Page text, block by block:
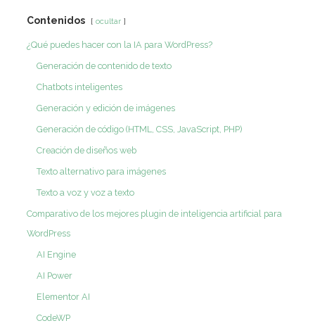
Contenidos ocultar
¿Qué puedes hacer con la IA para WordPress?
Generación de contenido de texto
Chatbots inteligentes
Generación y edición de imágenes
Generación de código (HTML, CSS, JavaScript, PHP)
Creación de diseños web
Texto alternativo para imágenes
Texto a voz y voz a texto
Comparativo de los mejores plugin de inteligencia artificial para
WordPress
AI Engine
AI Power
Elementor AI
CodeWP